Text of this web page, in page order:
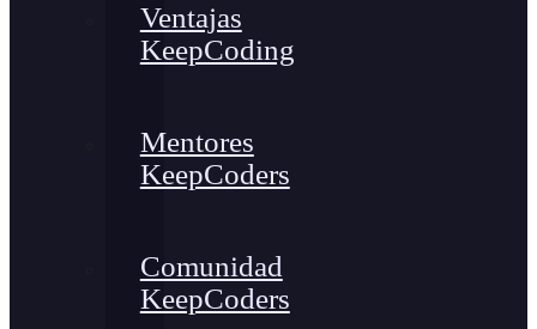
Ventajas
KeepCoding
Mentores
KeepCoders
Comunidad
KeepCoders